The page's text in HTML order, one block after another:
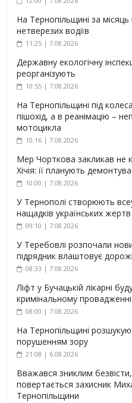
На Тернопільщині за
нетверезих водіїв
11:25 | 7.08.2026
Державну екологічну
реорганізують
10:55 | 7.08.2026
На Тернопільщині під
пішохід, а в реанімацію –
мотоцикла
10:16 | 7.08.2026
Мер Чорткова закликав не
Хічія: її планують
10:00 | 7.08.2026
У Тернополі створюють
нащадків українських
09:10 | 7.08.2026
У Теребовлі розпочали
підрядник влаштовує
08:33 | 7.08.2026
Ліфт у Бучацькій лікарні
кримінальному провадженні
08:00 | 7.08.2026
На Тернопільщині
порушенням зору
21:08 | 6.08.2026
Вважався зниклим
повертається захисник
Тернопільщини